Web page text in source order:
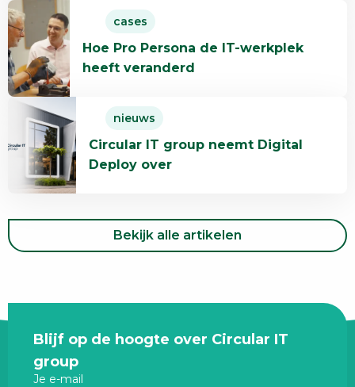
in
Europa
cases
Hoe Pro Persona de IT-werkplek
heeft veranderd
Lees
meer
over
Hoe
Pro
Persona
IT-
werkplek
heeft
nieuws
Circular IT group neemt Digital
Deploy over
Lees
meer
over
Circular
neemt
Digital
Bekijk alle artikelen
Site
footer
Blijf op de hoogte over Circular IT
group
Je e-mail